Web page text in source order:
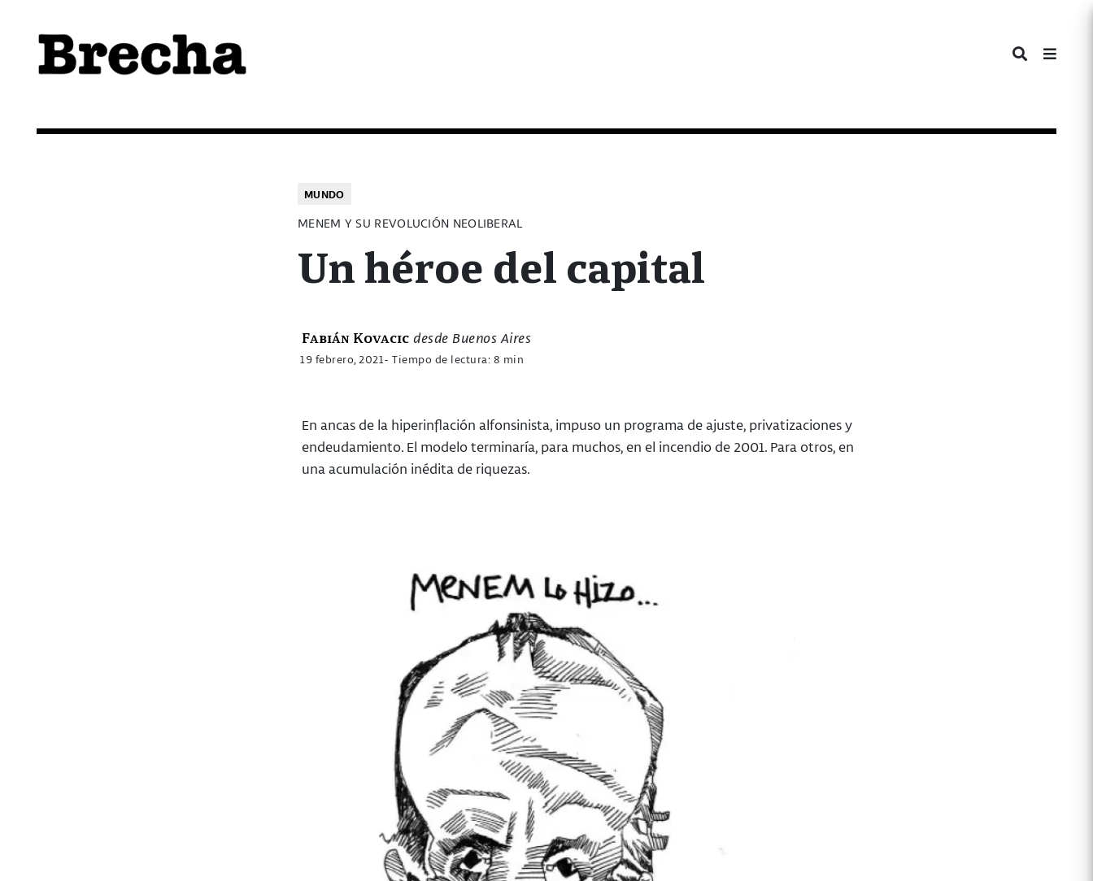
MUNDO
MENEM Y SU REVOLUCIÓN NEOLIBERAL
Un héroe del capital
Fabián Kovacic desde Buenos Aires
19 febrero, 2021- Tiempo de lectura: 8 min
En ancas de la hiperinflación alfonsinista, impuso un programa de ajuste, privatizaciones y
endeudamiento. El modelo terminaría, para muchos, en el incendio de 2001. Para otros, en
una acumulación inédita de riquezas.